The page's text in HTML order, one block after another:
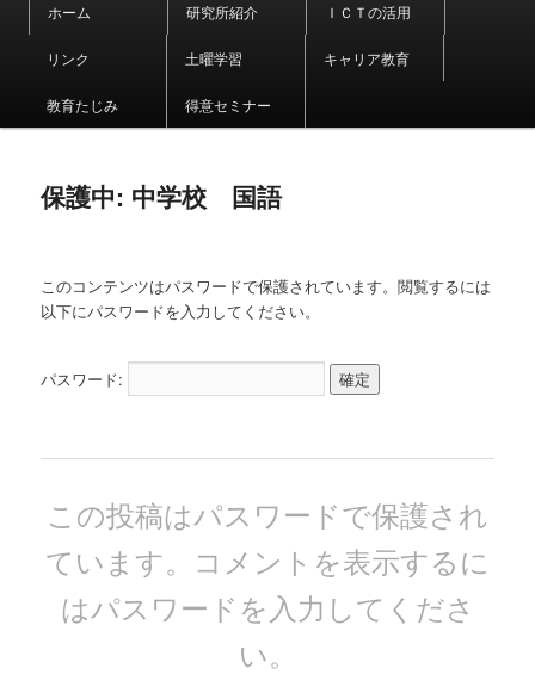
ュ
ホーム 研究所紹介 ＩＣＴの活用
リンク 土曜学習 キャリア教育
教育たじみ 得意セミナー
保護中: 中学校 国語
このコンテンツはパスワードで保護されています。閲覧するには
以下にパスワードを入力してください。
パスワード:
この投稿はパスワードで保護され
ています。コメントを表示するに
はパスワードを入力してくださ
い。